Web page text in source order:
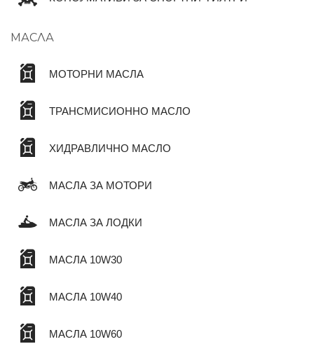
МАСЛА
МОТОРНИ МАСЛА
ТРАНСМИСИОННО МАСЛО
ХИДРАВЛИЧНО МАСЛО
МАСЛА ЗА МОТОРИ
МАСЛА ЗА ЛОДКИ
МАСЛА 10W30
МАСЛА 10W40
МАСЛА 10W60